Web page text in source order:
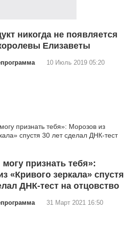
никогда не появляется
Елизаветы
10 Июль 2019 05:20
признать тебя»:
«Кривого зеркала» спустя
ДНК-тест на отцовство
31 Март 2021 16:50